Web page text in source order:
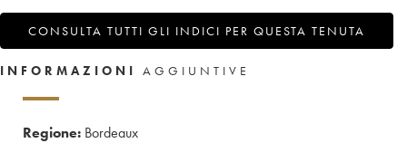
CONSULTA TUTTI GLI INDICI PER QUESTA TENUTA
INFORMAZIONI AGGIUNTIVE
Regione: Bordeaux